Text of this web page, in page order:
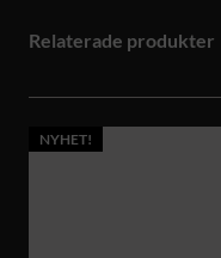
Relaterade produkter
NYHET!